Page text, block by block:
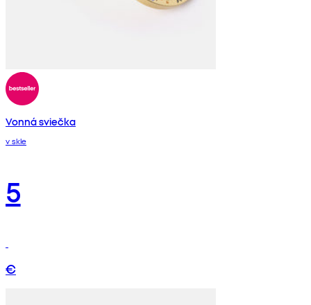
Vonná sviečka
v skle
5
€